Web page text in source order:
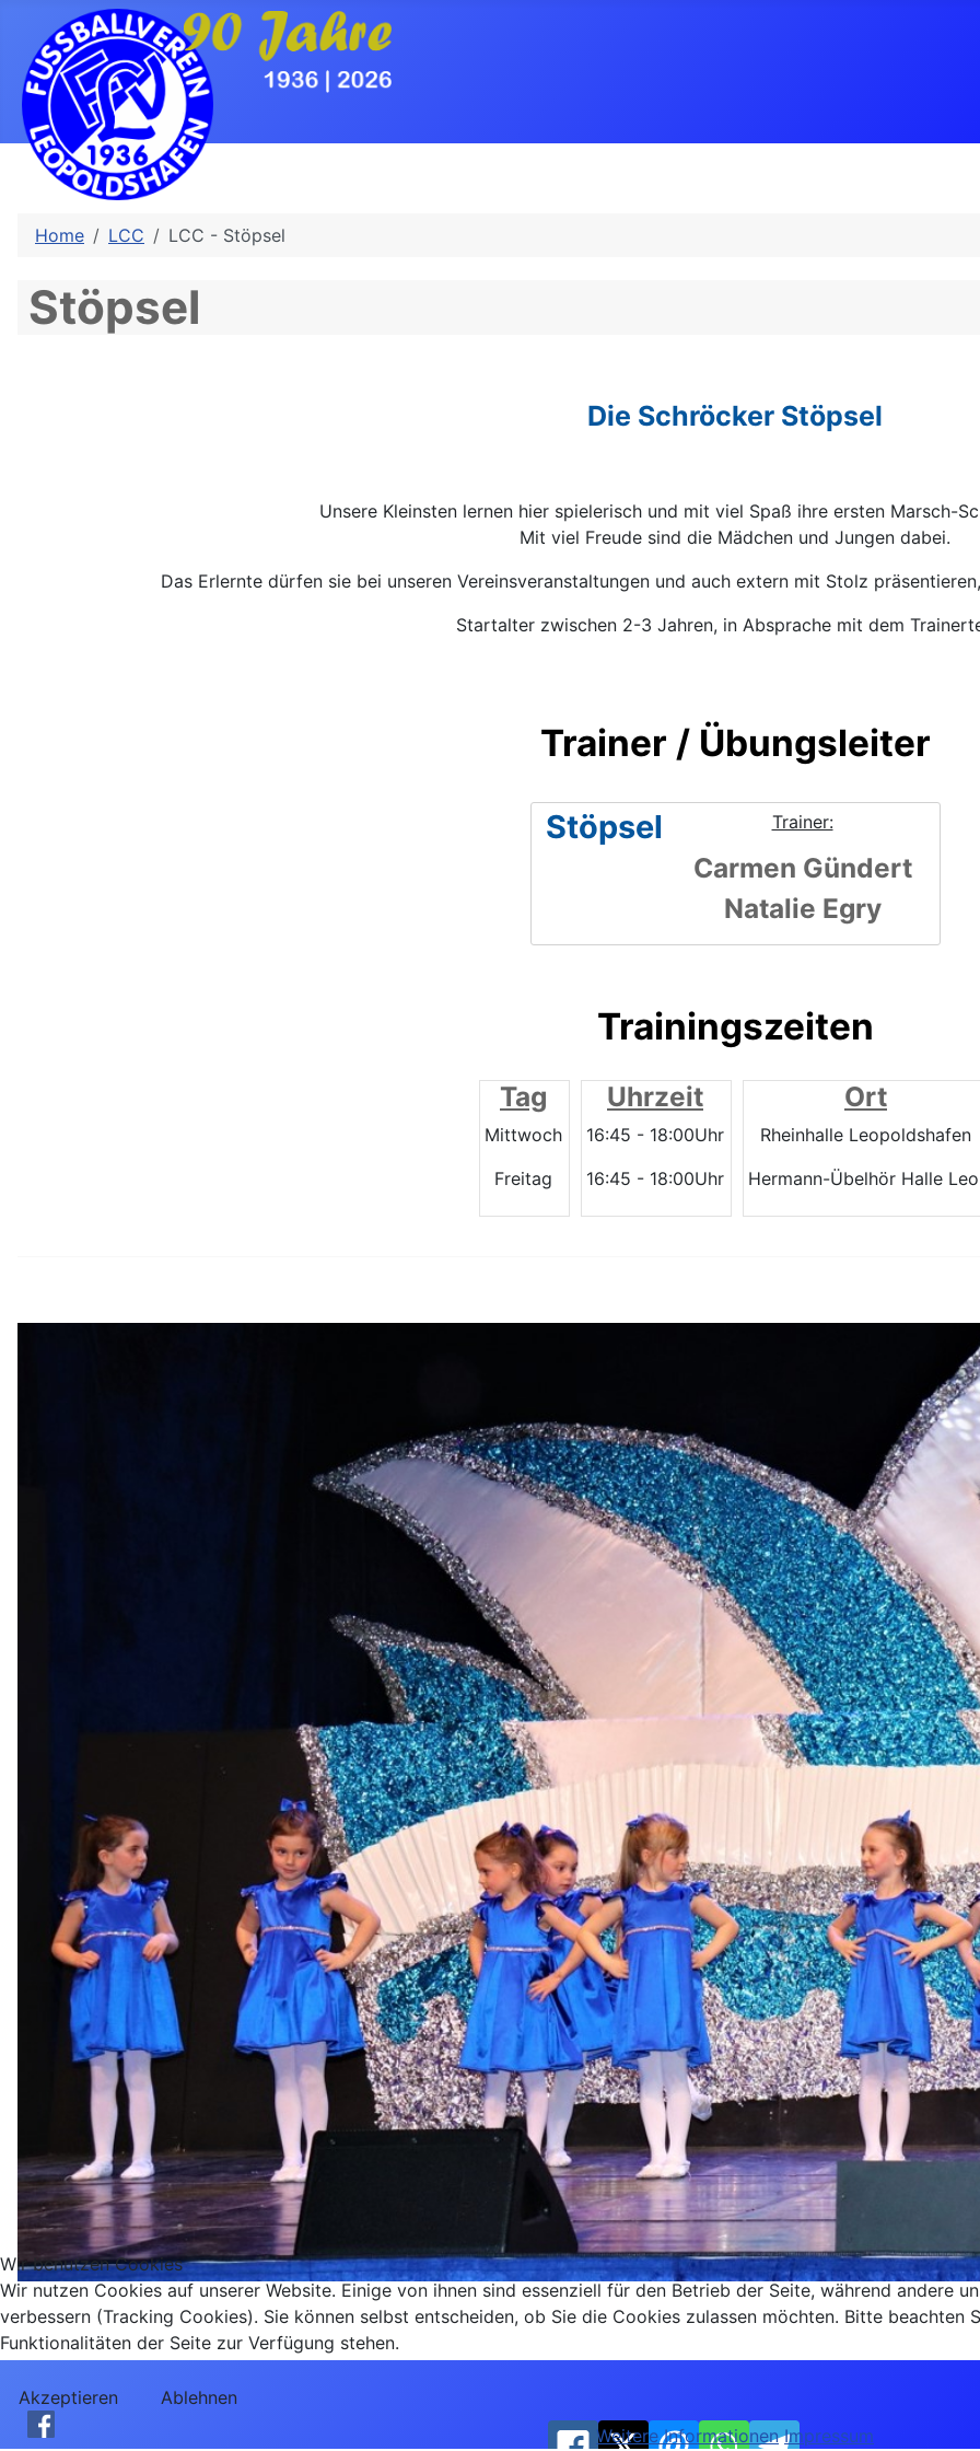
Home LCC LCC - Stöpsel
Stöpsel
Die Schröcker Stöpsel
Unsere Kleinsten lernen hier spielerisch und mit viel Spaß ihre ersten Marsch-
Mit viel Freude sind die Mädchen und Jungen dabei.
Das Erlernte dürfen sie bei unseren Vereinsveranstaltungen und auch extern mit Stolz
Startalter zwischen 2-3 Jahren, in Absprache mit dem
Trainer / Übungsleiter
Stöpsel Trainer:
Carmen Gündert
Natalie Egry
Trainingszeiten
Tag
Mittwoch
Freitag
Uhrzeit
16:45 - 18:00Uhr
16:45 - 18:00Uhr
Ort
Rheinhalle Leopoldshafen
Hermann-Übelhör Halle
Wir benutzen Cookies
Wir nutzen Cookies auf unserer Website. Einige von ihnen sind essenziell für den Betrieb der Seite, während andere
verbessern (Tracking Cookies). Sie können selbst entscheiden, ob Sie die Cookies zulassen möchten. Bitte
Funktionalitäten der Seite zur Verfügung stehen.
Akzeptieren
Ablehnen
Weitere Informationen Impressum